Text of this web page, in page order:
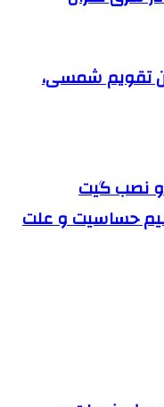
تقویم شمسی،
و نصب گیت
حساسیت و علت